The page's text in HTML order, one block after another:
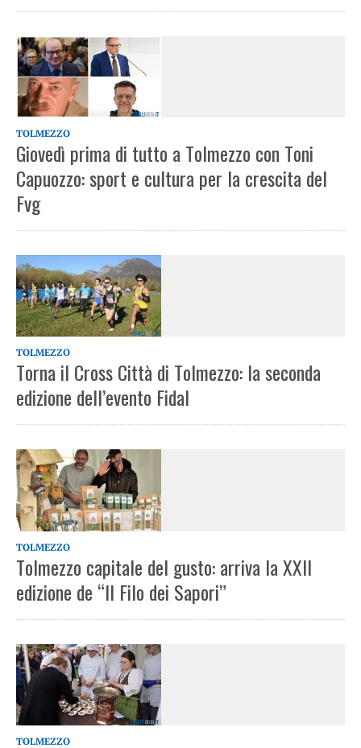
TOLMEZZO
Giovedì prima di tutto a Tolmezzo con Toni
Capuozzo: sport e cultura per la crescita del
Fvg
TOLMEZZO
Torna il Cross Città di Tolmezzo: la seconda
edizione dell’evento Fidal
TOLMEZZO
Tolmezzo capitale del gusto: arriva la XXII
edizione de “Il Filo dei Sapori”
TOLMEZZO